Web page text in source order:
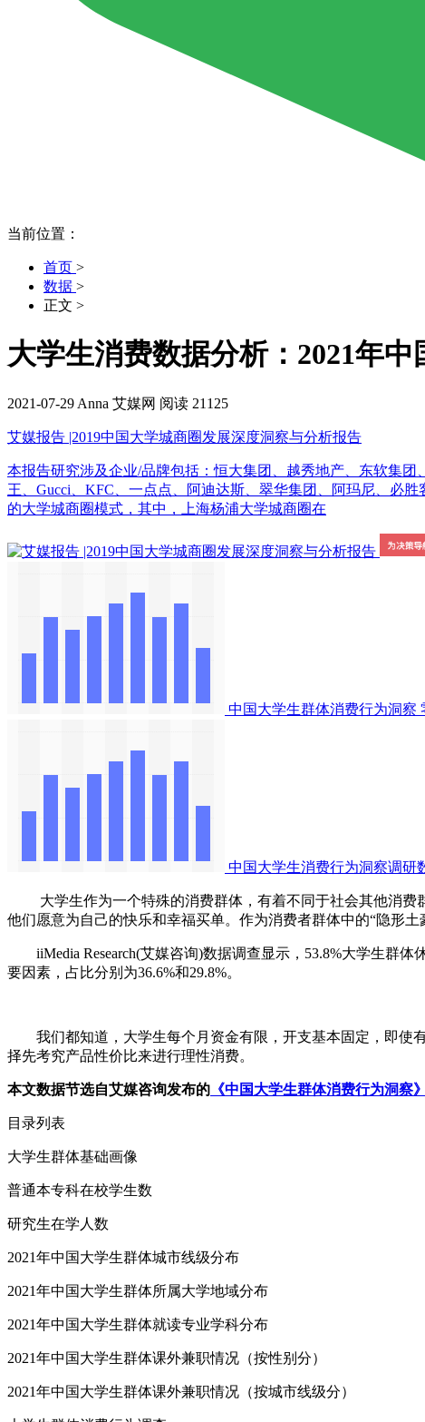
当前位置：
首页 >
数据 >
正文 >
大学生消费数据分析：2021年
2021-07-29 Anna 艾媒网 阅读 21125
艾媒报告 |2019中国大学城商圈发展深度洞察与分析报告
本报告研究涉及企业/品牌包括：恒大集团、越秀地产、东软集
王、Gucci、KFC、一点点、阿迪达斯、翠华集团、阿玛尼、必
的大学城商圈模式，其中，上海杨浦大学城商圈在
中国大学生群体消费行为洞察
中国大学生消费行为洞察调研
大学生作为一个特殊的消费群体，有着不同于社会其他消费群
他们愿意为自己的快乐和幸福买单。作为消费者群体中的“隐形
iiMedia Research(艾媒咨询)数据调查显示，53.8%大学生群体
要因素，占比分别为36.6%和29.8%。
我们都知道，大学生每个月资金有限，开支基本固定，即使有
择先考究产品性价比来进行理性消费。
本文数据节选自艾媒咨询发布的 《中国大学生群体消费行为洞察》
目录列表
大学生群体基础画像
普通本专科在校学生数
研究生在学人数
2021年中国大学生群体城市线级分布
2021年中国大学生群体所属大学地域分布
2021年中国大学生群体就读专业学科分布
2021年中国大学生群体课外兼职情况（按性别分）
2021年中国大学生群体课外兼职情况（按城市线级分）